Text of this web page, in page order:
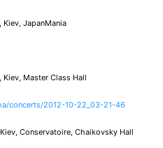
Kiev, JapanMania
Kiev, Master Class Hall
concerts/2012-10-22_03-21-46
Conservatoire, Chaikovsky Hall